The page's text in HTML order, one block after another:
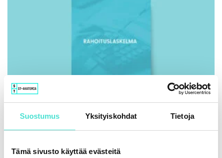
Suostumus Yksityiskohdat Tietoja
Tämä sivusto käyttää evästeitä
IFRS | Kirja
Rahoituslaskelma